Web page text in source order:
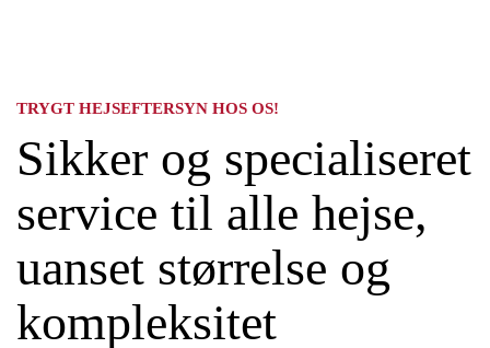
TRYGT HEJSEFTERSYN HOS OS!
Sikker og specialiseret
service til alle hejse,
uanset størrelse og
kompleksitet